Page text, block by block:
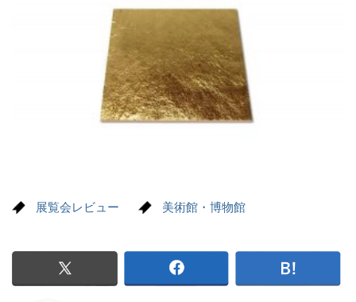
展覧会レビュー 美術館・博物館